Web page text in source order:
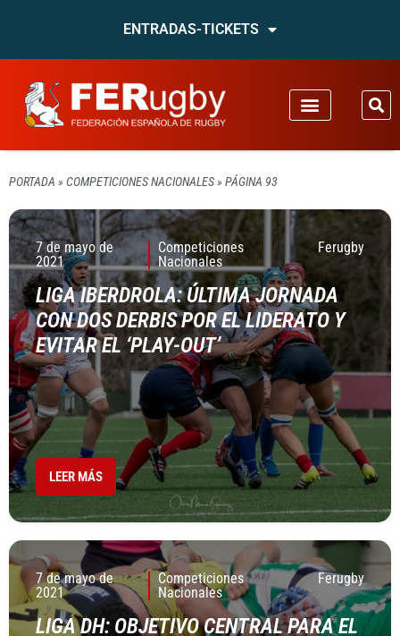
ENTRADAS-TICKETS
PORTADA » COMPETICIONES NACIONALES» PÁGINA 93
7 de mayo de
2021
Competiciones
Nacionales
Ferugby
LIGA IBERDROLA: ÚLTIMA JORNADA
CON DOS DERBIS POR EL LIDERATO Y
EVITAR EL ‘PLAY-OUT’
LEER MÁS
7 de mayo de
2021
Competiciones
Nacionales
Ferugby
LIGA DH: OBJETIVO CENTRAL PARA EL